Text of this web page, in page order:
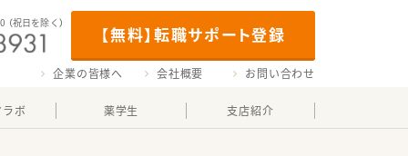
【無料】転職サポート登録
（祝日を除く）
企業の皆様へ 会社概要 お問い合わせ
ボ 薬学生 支店紹介